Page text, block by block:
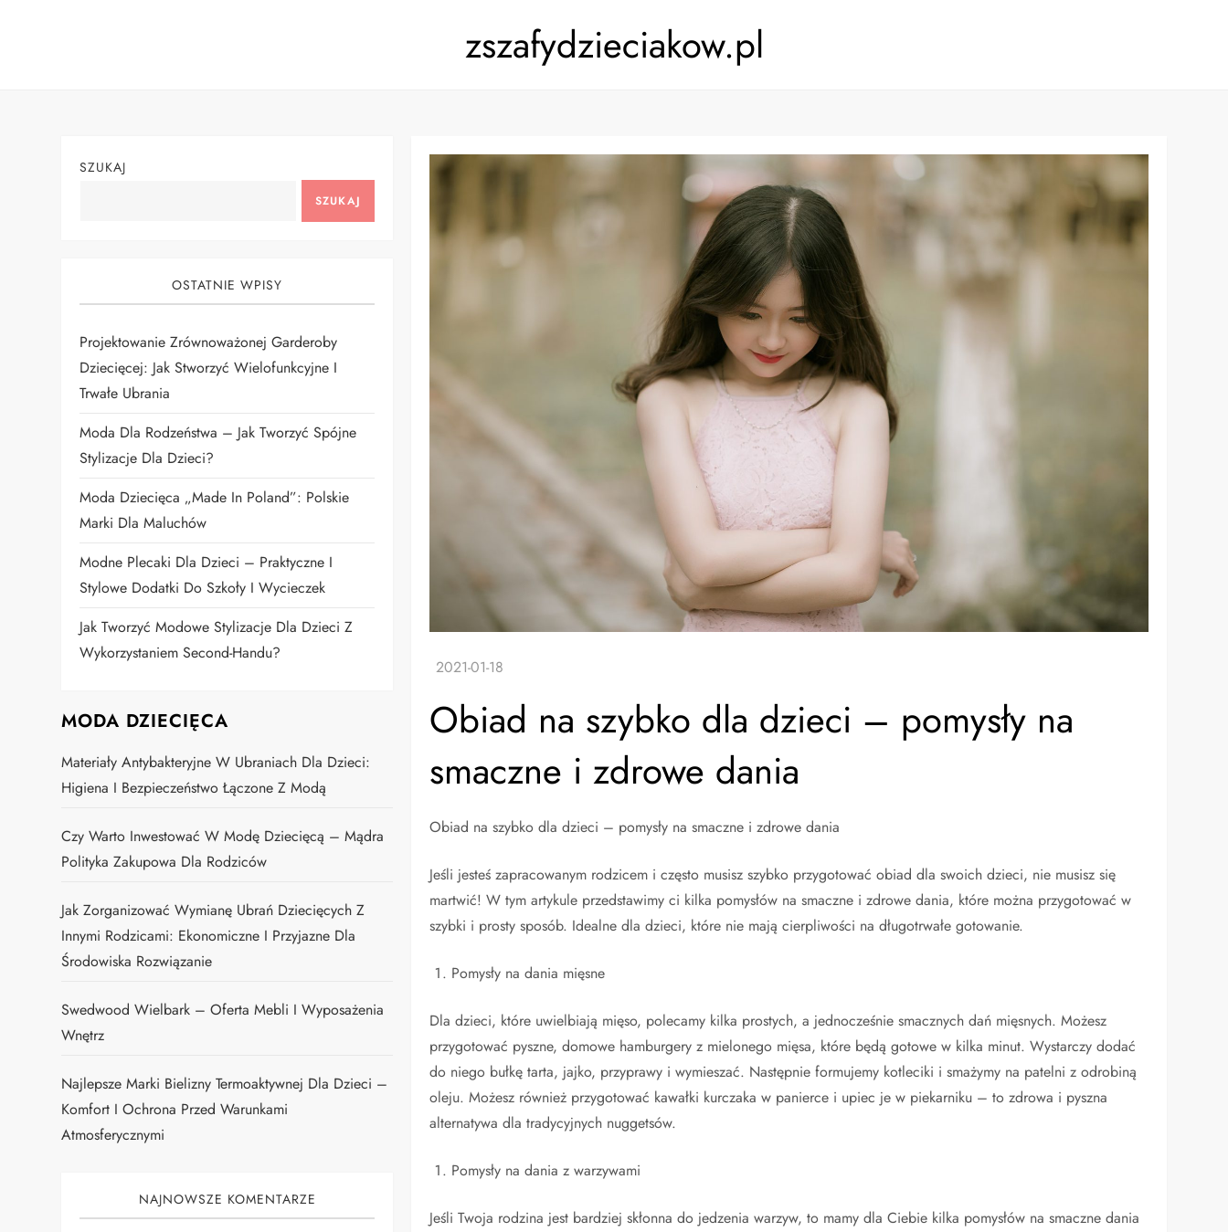
zszafydzieciakow.pl
Obiad na szybko dla dzieci – pomysły na
smaczne i zdrowe dania
Obiad na szybko dla dzieci – pomysły na smaczne i zdrowe dania
Jeśli jesteś zapracowanym rodzicem i często musisz szybko przygotować obiad dla swoich dzieci, nie musisz się
martwić! W tym artykule przedstawimy ci kilka pomysłów na smaczne i zdrowe dania, które można przygotować w
szybki i prosty sposób. Idealne dla dzieci, które nie mają cierpliwości na długotrwałe gotowanie.
Pomysły na dania mięsne
Dla dzieci, które uwielbiają mięso, polecamy kilka prostych, a jednocześnie smacznych dań mięsnych. Możesz
przygotować pyszne, domowe hamburgery z mielonego mięsa, które będą gotowe w kilka minut. Wystarczy dodać
do niego bułkę tarta, jajko, przyprawy i wymieszać. Następnie formujemy kotleciki i smażymy na patelni z odrobiną
oleju. Możesz również przygotować kawałki kurczaka w panierce i upiec je w piekarniku – to zdrowa i pyszna
alternatywa dla tradycyjnych nuggetsów.
Pomysły na dania z warzywami
Jeśli Twoja rodzina jest bardziej skłonna do jedzenia warzyw, to mamy dla Ciebie kilka pomysłów na smaczne dania
SZUKAJ
SZUKAJ
OSTATNIE WPISY
Projektowanie Zrównoważonej Garderoby
Dziecięcej: Jak Stworzyć Wielofunkcyjne I
Trwałe Ubrania
Moda Dla Rodzeństwa – Jak Tworzyć Spójne
Stylizacje Dla Dzieci?
Moda Dziecięca „Made In Poland”: Polskie
Marki Dla Maluchów
Modne Plecaki Dla Dzieci – Praktyczne I
Stylowe Dodatki Do Szkoły I Wycieczek
Jak Tworzyć Modowe Stylizacje Dla Dzieci Z
Wykorzystaniem Second-Handu?
MODA DZIECIĘCA
Materiały Antybakteryjne W Ubraniach Dla Dzieci:
Higiena I Bezpieczeństwo Łączone Z Modą
Czy Warto Inwestować W Modę Dziecięcą – Mądra
Polityka Zakupowa Dla Rodziców
Jak Zorganizować Wymianę Ubrań Dziecięcych Z
Innymi Rodzicami: Ekonomiczne I Przyjazne Dla
Środowiska Rozwiązanie
Swedwood Wielbark – Oferta Mebli I Wyposażenia
Wnętrz
Najlepsze Marki Bielizny Termoaktywnej Dla Dzieci –
Komfort I Ochrona Przed Warunkami
Atmosferycznymi
NAJNOWSZE KOMENTARZE